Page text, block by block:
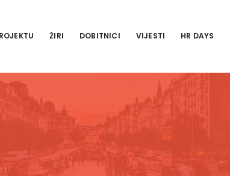
ŽIRI DOBITNICI VIJESTI HR DAYS